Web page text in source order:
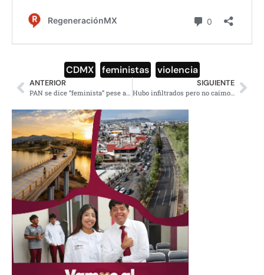
CDMX feministas violencia
ANTERIOR
PAN se dice “feminista” pese a su ideología conservadora
SIGUIENTE
Hubo infiltrados pero no caímos en la provocación: AMLO